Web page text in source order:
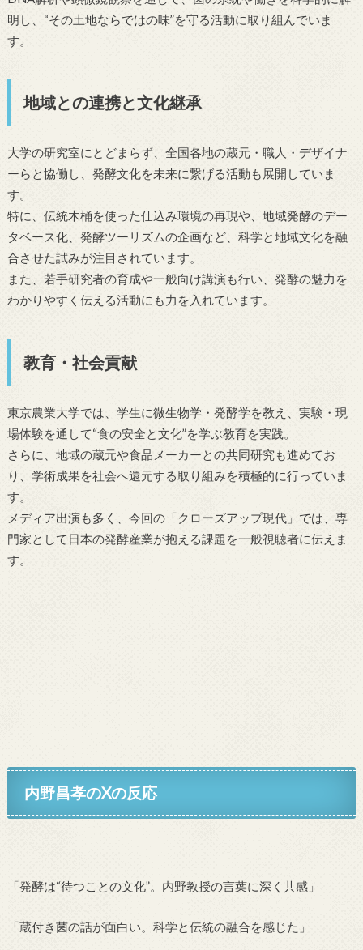
明し、“その土地ならではの味”を守る活動に取り組んでいま
す。
地域との連携と文化継承
大学の研究室にとどまらず、全国各地の蔵元・職人・デザイナ
ーらと協働し、発酵文化を未来に繋げる活動も展開していま
す。
特に、伝統木桶を使った仕込み環境の再現や、地域発酵のデー
タベース化、発酵ツーリズムの企画など、科学と地域文化を融
合させた試みが注目されています。
また、若手研究者の育成や一般向け講演も行い、発酵の魅力を
わかりやすく伝える活動にも力を入れています。
教育・社会貢献
東京農業大学では、学生に微生物学・発酵学を教え、実験・現
場体験を通して“食の安全と文化”を学ぶ教育を実践。
さらに、地域の蔵元や食品メーカーとの共同研究も進めてお
り、学術成果を社会へ還元する取り組みを積極的に行っていま
す。
メディア出演も多く、今回の「クローズアップ現代」では、専
門家として日本の発酵産業が抱える課題を一般視聴者に伝えま
す。
内野昌孝のXの反応
「発酵は“待つことの文化”。内野教授の言葉に深く共感」
「蔵付き菌の話が面白い。科学と伝統の融合を感じた」